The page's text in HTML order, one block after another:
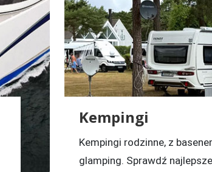
Kempingi
Kempingi rodzinne, z
glamping. Sprawdź